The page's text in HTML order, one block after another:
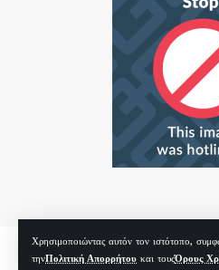
Χρησιμοποιώντας αυτόν τον ιστότοπο,
τηνΠολιτική Απορρήτου και τουςΌρους
mirc.gr 2023 Copyright %year%,
Hosted by